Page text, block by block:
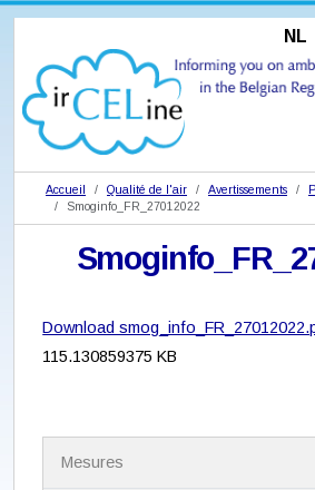
NL
Accueil Qualité de l'air Avertissements
Smoginfo_FR_27012022
Download
115.130859375 KB
Mesures